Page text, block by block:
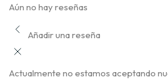
Aún no hay reseñas
Añadir una reseña
Actualmente no estamos aceptando